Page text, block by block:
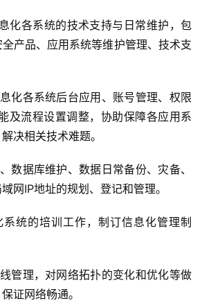
化各系统的技术支持与日常维护，包
产品、应用系统等维护管理、技术支
化各系统后台应用、账号管理、权限
及流程设置调整，协助保障各应用系
决相关技术难题。
数据库维护、数据日常备份、灾备、
网IP地址的规划、登记和管理。
系统的培训工作，制订信息化管理制
管理，对网络拓扑的变化和优化等做
证网络畅通。